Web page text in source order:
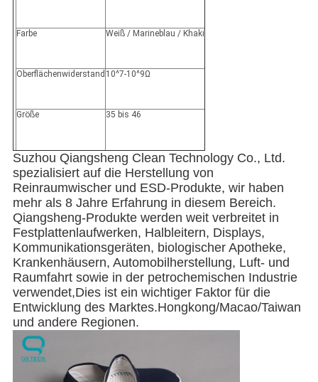
Farbe Weiß / Marineblau / Khaki
Oberflächenwiderstand 10^7-10^9Ω
Größe 35 bis 46
Suzhou Qiangsheng Clean Technology Co., Ltd.
spezialisiert auf die Herstellung von
Reinraumwischer und ESD-Produkte, wir haben
mehr als 8 Jahre Erfahrung in diesem Bereich.
Qiangsheng-Produkte werden weit verbreitet in
Festplattenlaufwerken, Halbleitern, Displays,
Kommunikationsgeräten, biologischer Apotheke,
Krankenhäusern, Automobilherstellung, Luft- und
Raumfahrt sowie in der petrochemischen Industrie
verwendet,Dies ist ein wichtiger Faktor für die
Entwicklung des Marktes.Hongkong/Macao/Taiwan
und andere Regionen.